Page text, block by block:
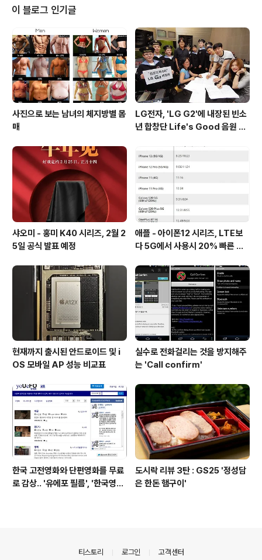
해 접이식 스마트폰중 가장 슬림한 5.4mm(접었을때 11m
m)를 구현하였습니다. 또한, 화웨이 산하의 하이실리콘이
개발한 기린 980 옥타코어 프로세서와 Baolong 5000
5G 모뎀을 사용하고 있으며, 화웨이는 유럽 기준 2299유
로에 메이트 X를 출시할 예정입니다. 메이트 X 주요 스펙8
인치 248..
이 블로그 인기글
사진으로 보는 남녀의 체지방별 몸
매
LG전자, 'LG G2'에 내장된 빈소
년 합창단 Life's Good 음원 공
샤오미 - 홍미 K40 시리즈, 2월 2
5일 공식 발표 예정
애플 - 아이폰12 시리즈, LTE보
다 5G에서 사용시 20% 빠른 배
현재까지 출시된 안드로이드 및 i
OS 모바일 AP 성능 비교표
실수로 전화걸리는 것을 방지해주
는 'Call confirm'
한국 고전영화와 단편영화를 무료
로 감상.. '유에포 필름', '한국영상
도시락 리뷰 3탄 : GS25 '정성담
은 한돈 햄구이'
티스토리 로그인 고객센터